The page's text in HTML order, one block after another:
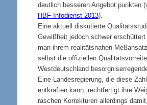
deutlich besseren Angebot punkten
HBF-Infodienst 2013).
Eine aktuell diskutierte
Gewißheit jedoch schwer erschüttert
man ihrem realitätsnahen
selbst die offiziellen
Westdeutschland
Eine Landesregierung, die diese
entkräften kann, rechtfertigt ihre
raschen Korrekturen allerdings